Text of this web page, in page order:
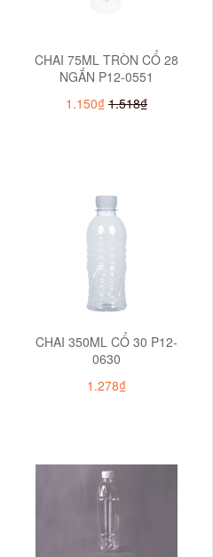
CHAI 75ML TRÒN CỔ 28
NGẮN P12-0551
1.150₫ 1.518₫
CHAI 350ML CỔ 30 P12-
0630
1.278₫